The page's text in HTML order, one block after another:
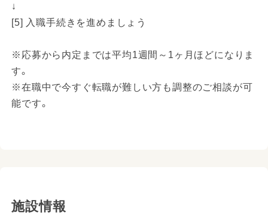
↓
[5] 入職手続きを進めましょう
※応募から内定までは平均1週間～1ヶ月ほどになりま
す。
※在職中で今すぐ転職が難しい方も調整のご相談が可
能です。
施設情報